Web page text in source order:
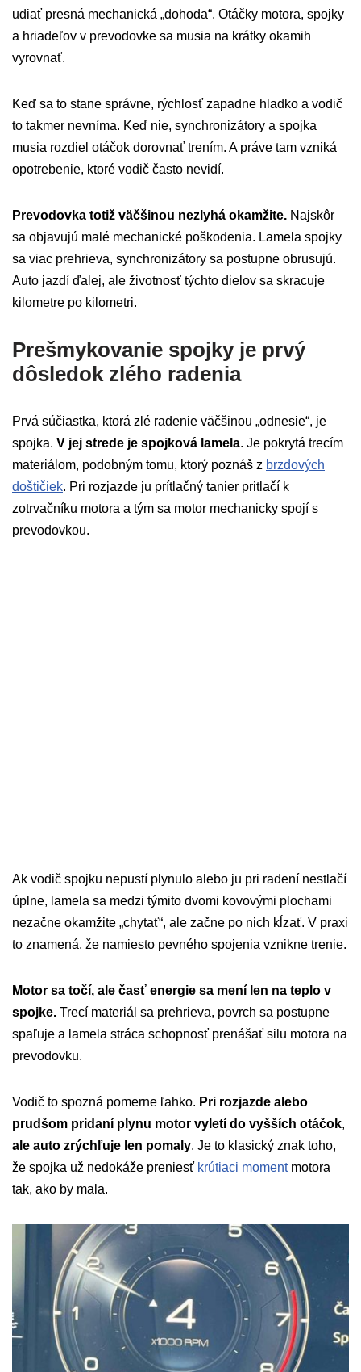
udiať presná mechanická „dohoda“. Otáčky motora, spojky
a hriadeľov v prevodovke sa musia na krátky okamih
vyrovnať.
Keď sa to stane správne, rýchlosť zapadne hladko a vodič
to takmer nevníma. Keď nie, synchronizátory a spojka
musia rozdiel otáčok dorovnať trením. A práve tam vzniká
opotrebenie, ktoré vodič často nevidí.
Prevodovka totiž väčšinou nezlyhá okamžite. Najskôr
sa objavujú malé mechanické poškodenia. Lamela spojky
sa viac prehrieva, synchronizátory sa postupne obrusujú.
Auto jazdí ďalej, ale životnosť týchto dielov sa skracuje
kilometre po kilometri.
Prešmykovanie spojky je prvý
dôsledok zlého radenia
Prvá súčiastka, ktorá zlé radenie väčšinou „odnesie“, je
spojka. V jej strede je spojková lamela. Je pokrytá trecím
materiálom, podobným tomu, ktorý poznáš z brzdových
doštičiek. Pri rozjazde ju prítlačný tanier pritlačí k
zotrvačníku motora a tým sa motor mechanicky spojí s
prevodovkou.
Ak vodič spojku nepustí plynulo alebo ju pri radení nestlačí
úplne, lamela sa medzi týmito dvomi kovovými plochami
nezačne okamžite „chytať“, ale začne po nich kĺzať. V praxi
to znamená, že namiesto pevného spojenia vznikne trenie.
Motor sa točí, ale časť energie sa mení len na teplo v
spojke. Trecí materiál sa prehrieva, povrch sa postupne
spaľuje a lamela stráca schopnosť prenášať silu motora na
prevodovku.
Vodič to spozná pomerne ľahko. Pri rozjazde alebo
prudšom pridaní plynu motor vyletí do vyšších otáčok,
ale auto zrýchľuje len pomaly. Je to klasický znak toho,
že spojka už nedokáže preniesť krútiaci momentmotora
tak, ako by mala.